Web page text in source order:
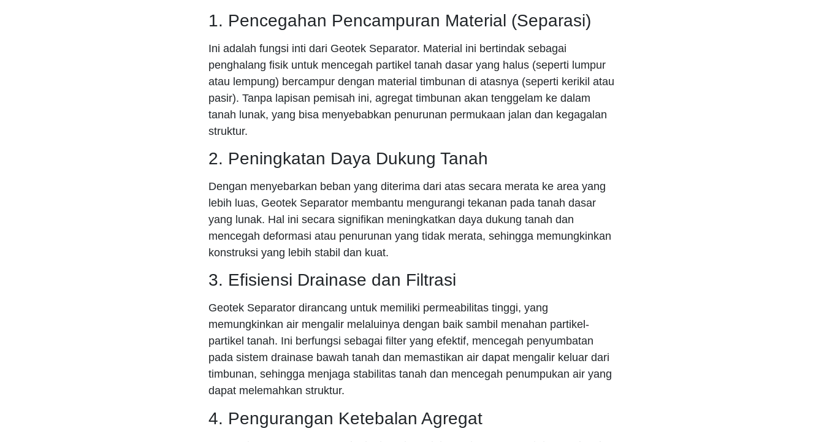
1. Pencegahan Pencampuran Material (Separasi)
Ini adalah fungsi inti dari Geotek Separator. Material ini bertindak sebagai
penghalang fisik untuk mencegah partikel tanah dasar yang halus (seperti lumpur
atau lempung) bercampur dengan material timbunan di atasnya (seperti kerikil atau
pasir). Tanpa lapisan pemisah ini, agregat timbunan akan tenggelam ke dalam
tanah lunak, yang bisa menyebabkan penurunan permukaan jalan dan kegagalan
struktur.
2. Peningkatan Daya Dukung Tanah
Dengan menyebarkan beban yang diterima dari atas secara merata ke area yang
lebih luas, Geotek Separator membantu mengurangi tekanan pada tanah dasar
yang lunak. Hal ini secara signifikan meningkatkan daya dukung tanah dan
mencegah deformasi atau penurunan yang tidak merata, sehingga memungkinkan
konstruksi yang lebih stabil dan kuat.
3. Efisiensi Drainase dan Filtrasi
Geotek Separator dirancang untuk memiliki permeabilitas tinggi, yang
memungkinkan air mengalir melaluinya dengan baik sambil menahan partikel-
partikel tanah. Ini berfungsi sebagai filter yang efektif, mencegah penyumbatan
pada sistem drainase bawah tanah dan memastikan air dapat mengalir keluar dari
timbunan, sehingga menjaga stabilitas tanah dan mencegah penumpukan air yang
dapat melemahkan struktur.
4. Pengurangan Ketebalan Agregat